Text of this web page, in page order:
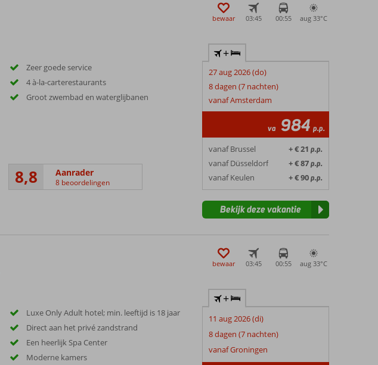
bewaar 03:45 00:55 aug 33°C
Zeer goede service
4 à-la-carterestaurants
Groot zwembad en waterglijbanen
8,8 Aanrader
8 beoordelingen
+
27 aug 2026 (do)
8 dagen (7 nachten)
vanaf Amsterdam
va 984 p.p.
vanaf Brussel + € 21 p.p.
vanaf Düsseldorf + € 87p.p.
vanaf Keulen + € 90p.p.
Bekijk deze vakantie
bewaar 03:45 00:55 aug 33°C
Luxe Only Adult hotel; min. leeftijd is 18 jaar
Direct aan het privé zandstrand
Een heerlijk Spa Center
Moderne kamers
+
11 aug 2026 (di)
8 dagen (7 nachten)
vanaf Groningen